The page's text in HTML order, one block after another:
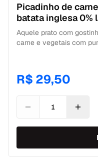
Picadinho de
batata inglesa 0%
Aquele prato com
carne e vegetais com
feito com carne de
batata é zero lactose.
embalado a vácuo.
carne com vegetais
descongelamento.
fabricação. Aqui a gente
R$ 29,50